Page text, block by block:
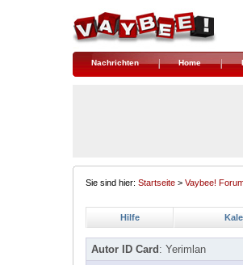
Nachrichten Home
Sie sind hier: Startseite > Vaybee!
Hilfe
Autor ID Card : Yerimlan